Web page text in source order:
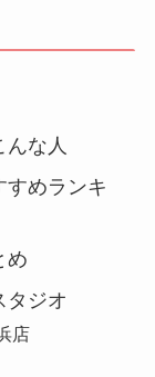
な人
すめランキ
め
タジオ
店